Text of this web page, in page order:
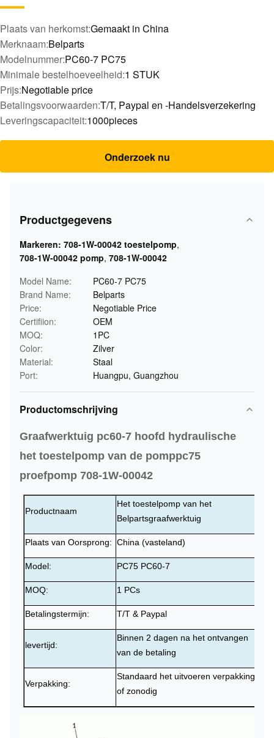
Plaats van herkomst:Gemaakt in China
Merknaam:Belparts
Modelnummer:PC60-7 PC75
Minimale bestelhoeveelheid:1 STUK
Prijs:Negotiable price
Betalingsvoorwaarden:T/T, Paypal en -Handelsverzekering
Leveringscapaciteit:1000pieces
Onderzoek nu
Productgegevens
Markeren: 708-1W-00042 toestelpomp,
708-1W-00042 pomp, 708-1W-00042
Model Name:
PC60-7 PC75
Brand Name:
Belparts
Price:
Negotiable Price
Certifiion:
OEM
MOQ:
1PC
Color:
Zilver
Material:
Staal
Port:
Huangpu, Guangzhou
Productomschrijving
Graafwerktuig pc60-7 hoofd hydraulische
het toestelpomp van de pomppc75
proefpomp 708-1W-00042
Productnaam
Het toestelpomp van het
Belpartsgraafwerktuig
Plaats van Oorsprong: China (vasteland)
Model: PC75 PC60-7
MOQ: 1 PCs
Betalingstermijn: T/T & Paypal
levertijd:
Binnen 2 dagen na het ontvangen
van de betaling
Verpakking:
Standaard het uitvoeren verpakking
of zonodig